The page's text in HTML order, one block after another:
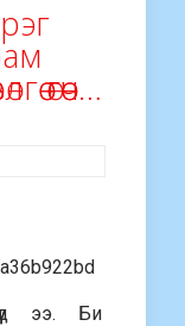
өгөөч…
ээ. Би